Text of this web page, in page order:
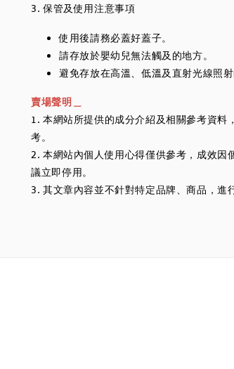
3. 保管及使用注意事項
使用後請務必蓋好蓋子。
請存放於嬰幼兒無法觸及的地方。
避免存放在高溫、低溫及直射光線照射
賣場聲明＿
1. 本網站所提供的成分介紹及相關參考資料
考。
2. 本網站內個人使用心得僅供參考，成效因
議立即停用。
3. 其文章內容並不針對特定品牌、商品，進